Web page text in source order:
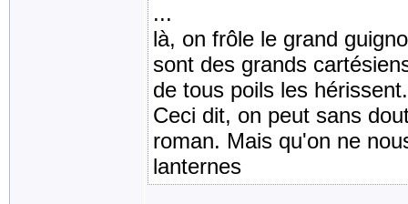
...
là, on frôle le grand
sont des grands
de tous poils les hérissent.
Ceci dit, on peut sans
roman. Mais qu'on ne
lanternes